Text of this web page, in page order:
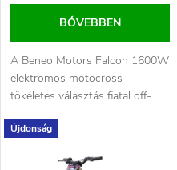
n
d
e
l
i
s
BŐVEBBEN
A Beneo Motors Falcon 1600W
elektromos motocross
tökéletes választás fiatal off-
road rajongóknak. Modern...
Újdonság